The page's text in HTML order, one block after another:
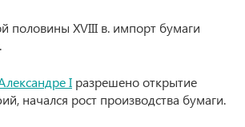
половины XVIII в. импорт бумаги
I разрешено открытие
начался рост производства бумаги.